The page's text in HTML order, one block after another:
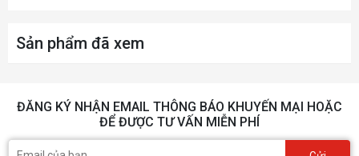
Sản phẩm đã xem
ĐĂNG KÝ NHẬN EMAIL THÔNG BÁO KHUYẾN MẠI HOẶC
ĐỂ ĐƯỢC TƯ VẤN MIỄN PHÍ